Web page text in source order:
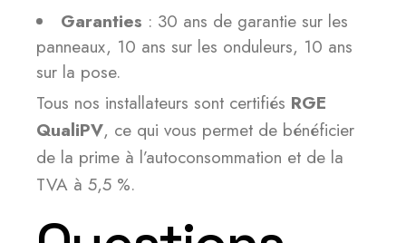
Garanties : 30 ans de garantie sur les
panneaux, 10 ans sur les onduleurs, 10 ans
sur la pose.
Tous nos installateurs sont certifiés RGE
QualiPV, ce qui vous permet de bénéficier
de la prime à l’autoconsommation et de la
TVA à 5,5 %.